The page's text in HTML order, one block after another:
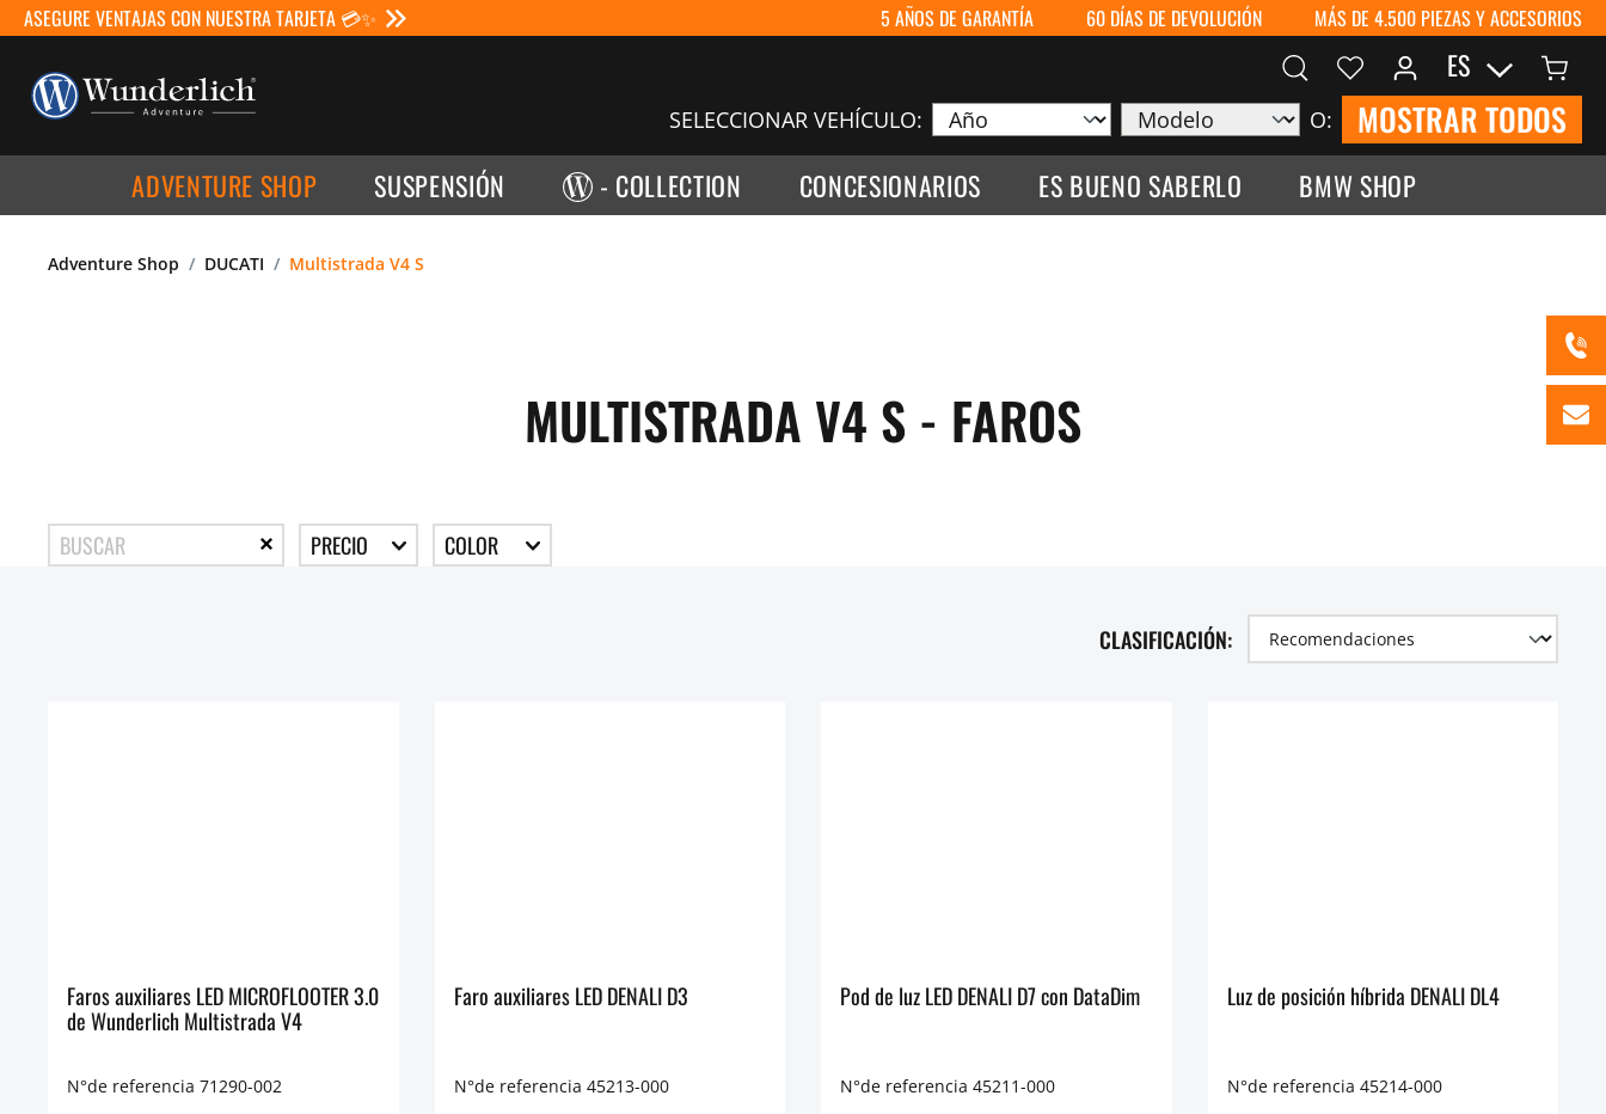
ASEGURE VENTAJAS CON NUESTRA TARJETA 💳✨ 5 AÑOS DE GARANTÍA 60 DÍAS DE DEVOLUCIÓN MÁS DE 4.500 PIEZAS Y ACCESORIOS
SELECCIONAR VEHÍCULO: O: MOSTRAR TODOS
ES
ADVENTURE SHOP SUSPENSIÓN - COLLECTION CONCESIONARIOS ES BUENO SABERLO BMW SHOP
Adventure Shop DUCATI Multistrada V4 S
MULTISTRADA V4 S - FAROS
COLOR
PRECIO
CLASIFICACIÓN:
Faros auxiliares LED MICROFLOOTER 3.0
de Wunderlich Multistrada V4
N°de referencia 71290-002
Faro auxiliares LED DENALI D3
N°de referencia 45213-000
Pod de luz LED DENALI D7 con DataDim
N°de referencia 45211-000
Luz de posición híbrida DENALI DL4
N°de referencia 45214-000